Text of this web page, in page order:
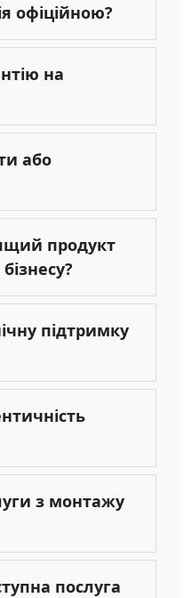
офіційною?
на
або
продукт
підтримку
з монтажу
послуга